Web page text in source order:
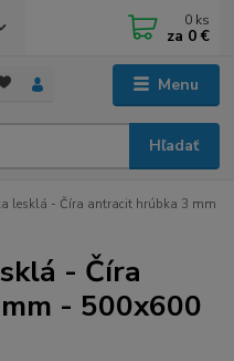
Menu
Hľadať
0 ks
za 0 €
lesklá - Číra antracit hrúbka 3 mm
- Číra
- 500x600